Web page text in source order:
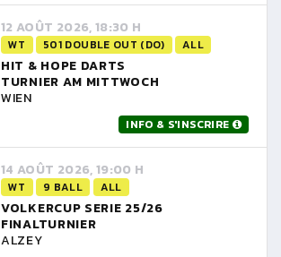
12 AOÛT 2026, 18:30 H
WT 501 DOUBLE OUT (DO) ALL
HIT & HOPE DARTS
TURNIER AM MITTWOCH
WIEN
INFO & S'INSCRIRE
14 AOÛT 2026, 19:00 H
WT 9 BALL ALL
VOLKERCUP SERIE 25/26
FINALTURNIER
ALZEY